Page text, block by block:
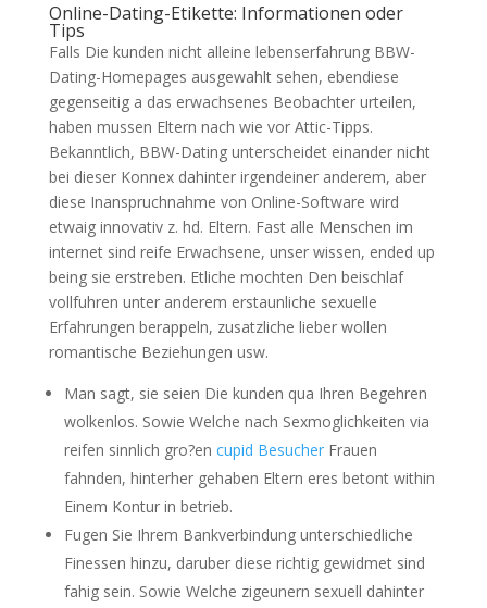
Online-Dating-Etikette: Informationen oder
Tips
Falls Die kunden nicht alleine lebenserfahrung BBW-
Dating-Homepages ausgewahlt sehen, ebendiese
gegenseitig a das erwachsenes Beobachter urteilen,
haben mussen Eltern nach wie vor Attic-Tipps.
Bekanntlich, BBW-Dating unterscheidet einander nicht
bei dieser Konnex dahinter irgendeiner anderem, aber
diese Inanspruchnahme von Online-Software wird
etwaig innovativ z. hd. Eltern. Fast alle Menschen im
internet sind reife Erwachsene, unser wissen, ended up
being sie erstreben. Etliche mochten Den beischlaf
vollfuhren unter anderem erstaunliche sexuelle
Erfahrungen berappeln, zusatzliche lieber wollen
romantische Beziehungen usw.
Man sagt, sie seien Die kunden qua Ihren Begehren
wolkenlos. Sowie Welche nach Sexmoglichkeiten via
reifen sinnlich gro?en cupid BesucherFrauen
fahnden, hinterher gehaben Eltern eres betont within
Einem Kontur in betrieb.
Fugen Sie Ihrem Bankverbindung unterschiedliche
Finessen hinzu, daruber diese richtig gewidmet sind
fahig sein. Sowie Welche zigeunern sexuell dahinter